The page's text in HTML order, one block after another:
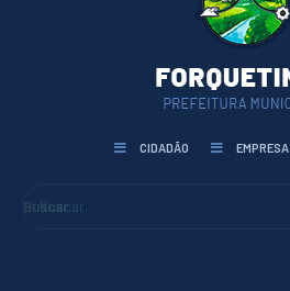
Buscar...
CIDADÃO EMPRESA